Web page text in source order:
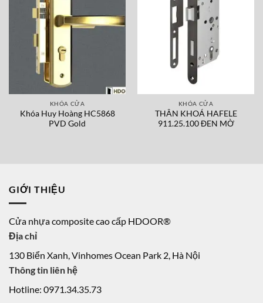
KHÓA CỬA
Khóa Huy Hoàng HC5868
PVD Gold
KHÓA CỬA
THÂN KHOÁ HAFELE
911.25.100 ĐEN MỜ
GIỚI THIỆU
Cửa nhựa composite cao cấp HDOOR®
Địa chỉ
130 Biển Xanh, Vinhomes Ocean Park 2, Hà Nội
Thông tin liên hệ
Hotline: 0971.34.35.73